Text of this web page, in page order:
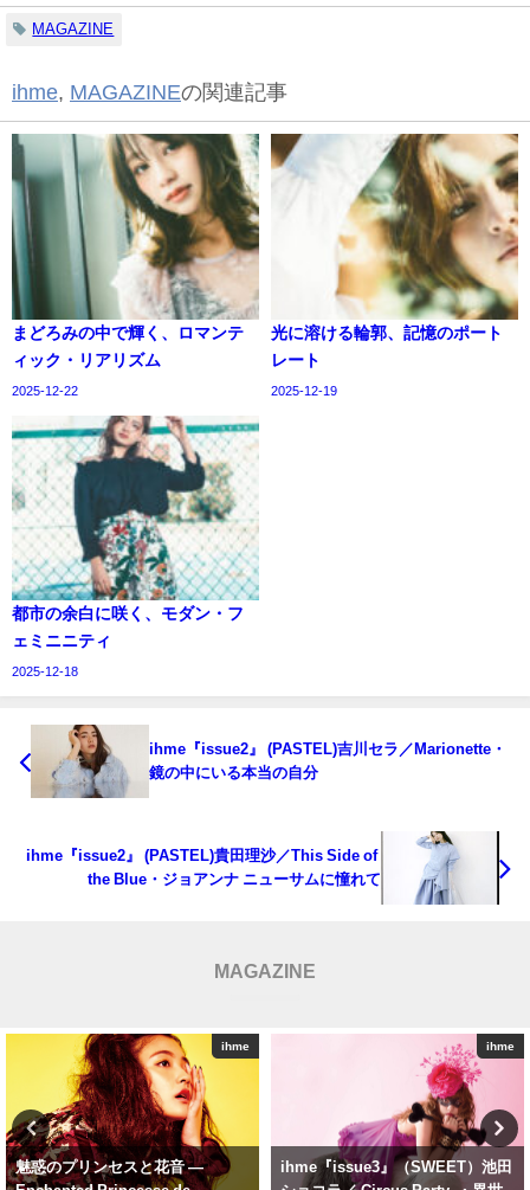
MAGAZINE
ihme, MAGAZINEの関連記事
まどろみの中で輝く、ロマンテ
ィック・リアリズム
2025-12-22
光に溶ける輪郭、記憶のポート
レート
2025-12-19
都市の余白に咲く、モダン・フ
ェミニニティ
2025-12-18
ihme『issue2』 (PASTEL)吉川セラ／Marionette・
鏡の中にいる本当の自分
ihme『issue2』 (PASTEL)貴田理沙／This Side of
the Blue・ジョアンナ ニューサムに憧れて
MAGAZINE
ihme
ihme『issue3』（SWEET）池田
ihme
ihme『issue0』 — DayDream ガ